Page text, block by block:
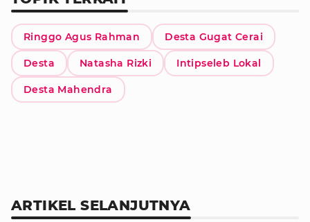
Ringgo Agus Rahman Desta Gugat Cerai
Desta Natasha Rizki Intipseleb Lokal
Desta Mahendra
ARTIKEL SELANJUTNYA